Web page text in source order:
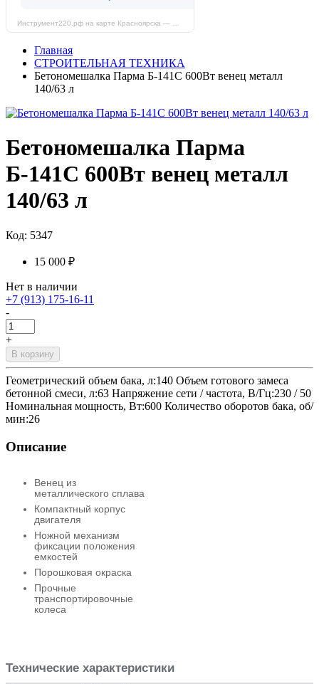
Главная
СТРОИТЕЛЬНАЯ ТЕХНИКА
Бетономешалка Парма Б-141С 600Вт венец металл
140/63 л
Бетономешалка Парма
Б-141С 600Вт венец металл
140/63 л
Код: 5347
15 000 ₽
Нет в наличии
+7 (913) 175-16-11
-
+
В корзину
Геометрический объем бака, л:140 Объем готового замеса
бетонной смеси, л:63 Напряжение сети / частота, В/Гц:230 / 50
Номинальная мощность, Вт:600 Количество оборотов бака, об/
мин:26
Описание
Венец из
металлического сплава
Компактный корпус
двигателя
Ножной механизм
фиксации положения
емкостей
Порошковая окраска
Прочные
транспортировочные
колеса
Технические характеристики